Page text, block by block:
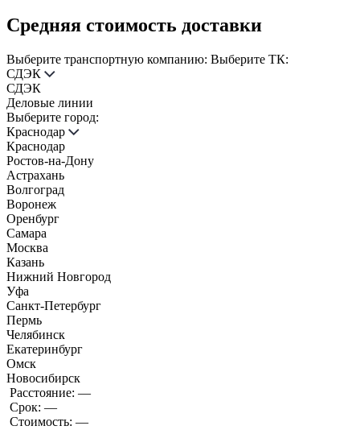
Средняя стоимость доставки
Выберите транспортную компанию: Выберите ТК:
СДЭК
СДЭК
Деловые линии
Выберите город:
Краснодар
Краснодар
Ростов-на-Дону
Астрахань
Волгоград
Воронеж
Оренбург
Самара
Москва
Казань
Нижний Новгород
Уфа
Санкт-Петербург
Пермь
Челябинск
Екатеринбург
Омск
Новосибирск
Расстояние: —
Срок: —
Стоимость: —